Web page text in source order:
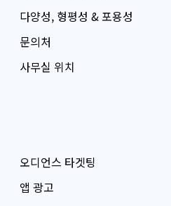
다양성, 형평성 & 포용성
문의처
사무실 위치
오디언스 타겟팅
앱 광고